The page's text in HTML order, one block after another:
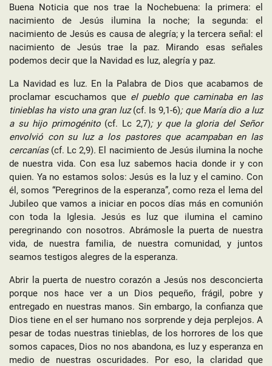
Buena Noticia que nos trae la Nochebuena: la primera: el
nacimiento de Jesús ilumina la noche; la segunda: el
nacimiento de Jesús es causa de alegría; y la tercera señal: el
nacimiento de Jesús trae la paz. Mirando esas señales
podemos decir que la Navidad es luz, alegría y paz.
La Navidad es luz. En la Palabra de Dios que acabamos de
proclamar escuchamos que el pueblo que caminaba en las
tinieblas ha visto una gran luz(cf. Is 9,1-6); que María dio a luz
a su hijo primogénito(cf. Lc 2,7); y que la gloria del Señor
envolvió con su luz a los pastores que acampaban en las
cercanías(cf. Lc 2,9). El nacimiento de Jesús ilumina la noche
de nuestra vida. Con esa luz sabemos hacia donde ir y con
quien. Ya no estamos solos: Jesús es la luz y el camino. Con
él, somos “Peregrinos de la esperanza”, como reza el lema del
Jubileo que vamos a iniciar en pocos días más en comunión
con toda la Iglesia. Jesús es luz que ilumina el camino
peregrinando con nosotros. Abrámosle la puerta de nuestra
vida, de nuestra familia, de nuestra comunidad, y juntos
seamos testigos alegres de la esperanza.
Abrir la puerta de nuestro corazón a Jesús nos desconcierta
porque nos hace ver a un Dios pequeño, frágil, pobre y
entregado en nuestras manos. Sin embargo, la confianza que
Dios tiene en el ser humano nos sorprende y deja perplejos. A
pesar de todas nuestras tinieblas, de los horrores de los que
somos capaces, Dios no nos abandona, es luz y esperanza en
medio de nuestras oscuridades. Por eso, la claridad que